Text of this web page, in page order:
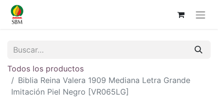
Todos los productos
Biblia Reina Valera 1909 Mediana Letra Grande
Imitación Piel Negro [VR065LG]